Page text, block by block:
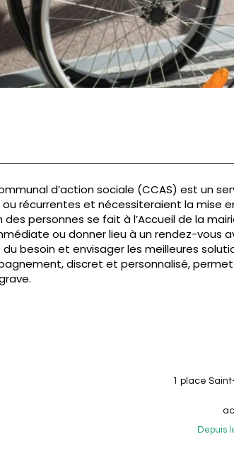
d’action sociale (CCAS) est un
récurrentes et nécessiteraient la mise
des personnes se fait à l’Accueil de la
ou donner lieu à un rendez-vous
besoin et envisager les meilleures
discret et personnalisé,
1 place
Depuis